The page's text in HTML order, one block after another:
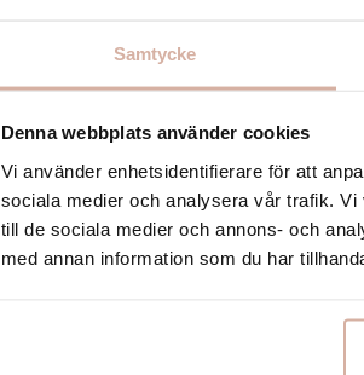
Samtycke
Denna webbplats använder cookies
Vi använder enhetsidentifierare för att
sociala medier och analysera vår trafik.
till de sociala medier och annons- och
med annan information som du har